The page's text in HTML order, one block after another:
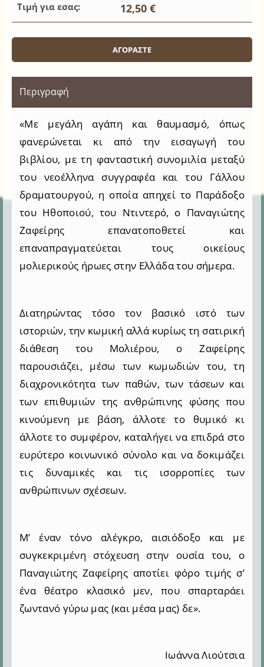
Τιμή για εσας: 12,50 €
Περιγραφή
«Με μεγάλη αγάπη και θαυμασμό, όπως
φανερώνεται κι από την εισαγωγή του
βιβλίου, με τη φανταστική συνομιλία μεταξύ
του νεοέλληνα συγγραφέα και του Γάλλου
δραματουργού, η οποία απηχεί το Παράδοξο
του Ηθοποιού, του Ντιντερό, ο Παναγιώτης
Ζαφείρης επανατοποθετεί και
επαναπραγματεύεται τους οικείους
μολιερικούς ήρωες στην Ελλάδα του σήμερα.
Διατηρώντας τόσο τον βασικό ιστό των
ιστοριών, την κωμική αλλά κυρίως τη σατιρική
διάθεση του Μολιέρου, ο Ζαφείρης
παρουσιάζει, μέσω των κωμωδιών του, τη
διαχρονικότητα των παθών, των τάσεων και
των επιθυμιών της ανθρώπινης φύσης που
κινούμενη με βάση, άλλοτε το θυμικό κι
άλλοτε το συμφέρον, καταλήγει να επιδρά στο
ευρύτερο κοινωνικό σύνολο και να δοκιμάζει
τις δυναμικές και τις ισορροπίες των
ανθρώπινων σχέσεων.
Μ’ έναν τόνο αλέγκρο, αισιόδοξο και με
συγκεκριμένη στόχευση στην ουσία του, ο
Παναγιώτης Ζαφείρης αποτίει φόρο τιμής σ’
ένα θέατρο κλασικό μεν, που σπαρταράει
ζωντανό γύρω μας (και μέσα μας) δε».
Ιωάννα Λιούτσια